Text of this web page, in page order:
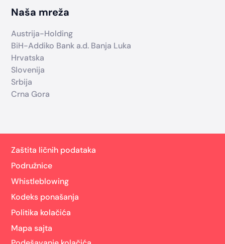
Naša mreža
Austrija-Holding
BiH-Addiko Bank a.d. Banja Luka
Hrvatska
Slovenija
Srbija
Crna Gora
Zaštita ličnih podataka
Podružnice
Whistleblowing
Kodeks ponašanja
Politika kolačića
Mapa sajta